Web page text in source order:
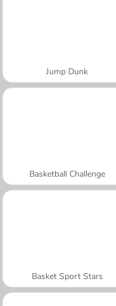
Jump Dunk
Basketball Challenge
Basket Sport Stars